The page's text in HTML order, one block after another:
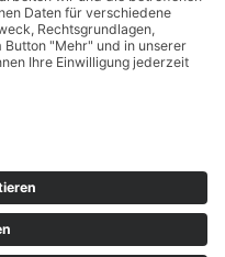
has changed the session
MEDIA